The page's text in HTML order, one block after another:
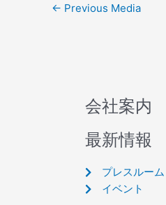
← Previous Media
会社案内
最新情報
プレスルーム
イベント